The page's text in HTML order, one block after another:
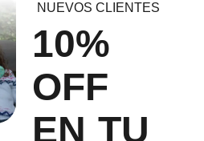
NUEVOS CLIENTES
10%
OFF
EN TU